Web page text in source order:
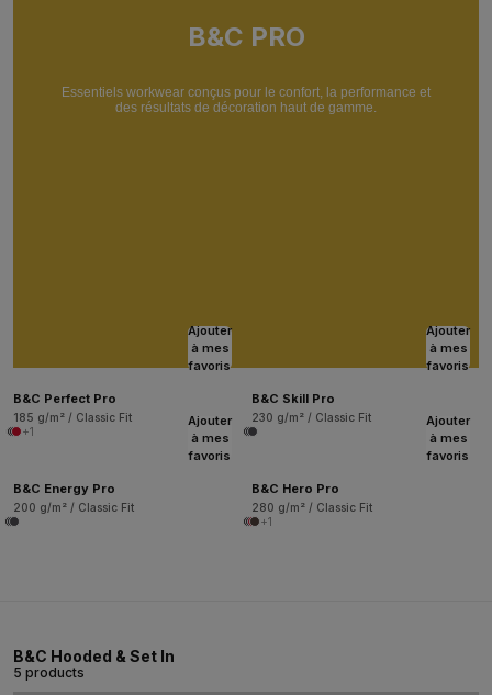
B&C PRO
Essentiels workwear conçus pour le confort, la performance et
des résultats de décoration haut de gamme.
Ajouter
à mes
favoris
B&C Perfect Pro
185 g/m² / Classic Fit
+1
Ajouter
à mes
favoris
B&C Skill Pro
230 g/m² / Classic Fit
Ajouter
à mes
favoris
B&C Energy Pro
200 g/m² / Classic Fit
Ajouter
à mes
favoris
B&C Hero Pro
280 g/m² / Classic Fit
+1
B&C Hooded & Set In
5 products